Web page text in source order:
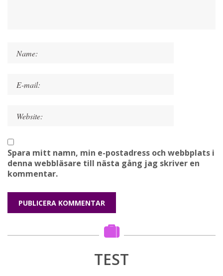
Spara mitt namn, min e-postadress och webbplats i
denna webbläsare till nästa gång jag skriver en
kommentar.
TEST